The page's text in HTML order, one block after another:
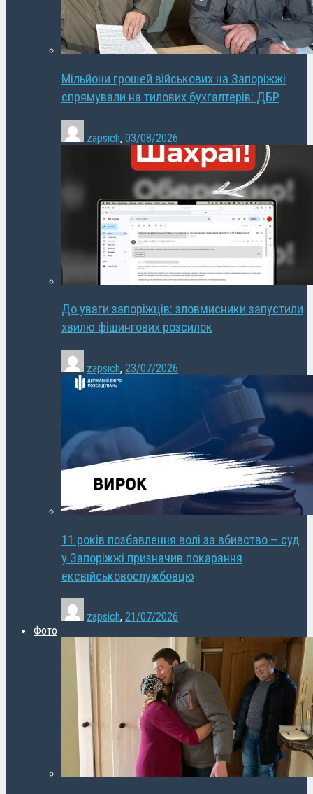
Мільйони грошей військових на Запоріжжі
спрямували на тилових бухгалтерів: ДБР
zapsich, 03/08/2026
До уваги запоріжців: зловмисники запустили
хвилю фішингових розсилок
zapsich, 23/07/2026
11 років позбавлення волі за вбивство – суд
у Запоріжжі призначив покарання
ексвійськовослужбовцю
zapsich, 21/07/2026
Фото